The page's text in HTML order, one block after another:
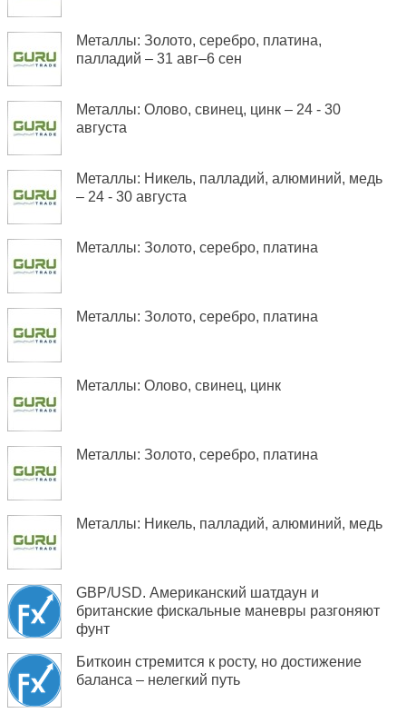
Металлы: Золото, серебро, платина,
палладий – 31 авг–6 сен
Металлы: Олово, свинец, цинк – 24 - 30
августа
Металлы: Никель, палладий, алюминий, медь
– 24 - 30 августа
Металлы: Золото, серебро, платина
Металлы: Золото, серебро, платина
Металлы: Олово, свинец, цинк
Металлы: Золото, серебро, платина
Металлы: Никель, палладий, алюминий, медь
GBP/USD. Американский шатдаун и
британские фискальные маневры разгоняют
фунт
Биткоин стремится к росту, но достижение
баланса – нелегкий путь